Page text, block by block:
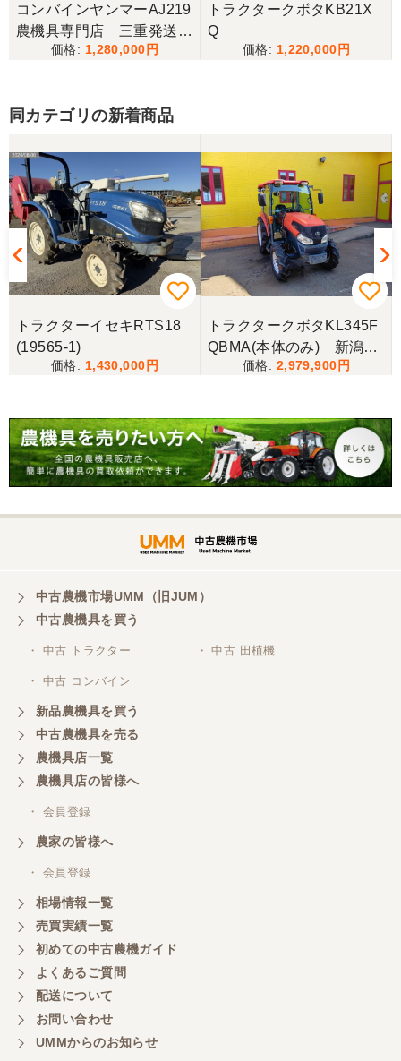
今回もしっかり整備整備をしてくださり安心です大
事に長く使わせていただきますありがとうございま
す
岐阜県／田畑
岐阜県／長池松広
この度は、コンバイン購入に際しまして、納品日に
際しては、ご配慮頂き誠にありがとうございまし
た。本当に助かりました。
岐阜県／バインダー
急なお願いにも対応ありがとうございました。 あり
がとうございました。 親切に対応していただきまし
岐阜県／横倉林
ありがとうございます。
岐阜県／横倉林
岐阜県／横倉林
ありがとうございます
岐阜県／横倉林
ありがとうございます
岐阜県／横倉林
ありがとうございます
岐阜県／横倉林
ありがとうございます
コンバインヤンマーAJ219
農機具専門店 三重発送整
備済み
1,280,000
トラクタークボタKB21X
Q
1,220,000
同カテゴリの新着商品
トラクターイセキRTS18
(19565-1)
1,430,000
トラクタークボタKL345F
QBMA(本体のみ) 新潟●
2,979,900
中古農機市場UMM（旧JUM）
中古農機具を買う
・ 中古 トラクター ・ 中古 田植機
・ 中古 コンバイン
新品農機具を買う
中古農機具を売る
農機具店一覧
農機具店の皆様へ
・ 会員登録
農家の皆様へ
・ 会員登録
相場情報一覧
売買実績一覧
初めての中古農機ガイド
よくあるご質問
配送について
お問い合わせ
UMMからのお知らせ